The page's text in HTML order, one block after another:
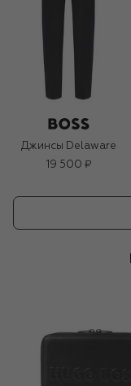
Джинсы Delaware
19 500 ₽